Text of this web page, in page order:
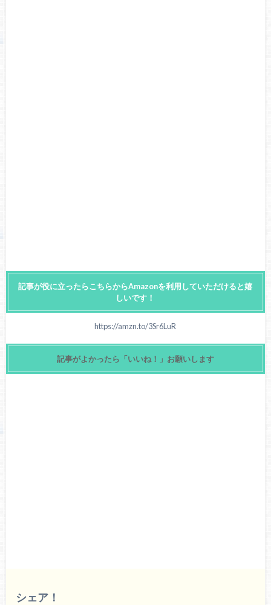
記事が役に立ったらこちらからAmazonを利用していただけると嬉
しいです！
https://amzn.to/3Sr6LuR
記事がよかったら「いいね！」お願いします
シェア！